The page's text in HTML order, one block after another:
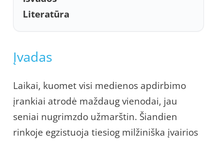
Literatūra
Įvadas
Laikai, kuomet visi medienos apdirbimo
įrankiai atrodė maždaug vienodai, jau
seniai nugrimzdo užmarštin. Šiandien
rinkoje egzistuoja tiesiog milžiniška įvairios